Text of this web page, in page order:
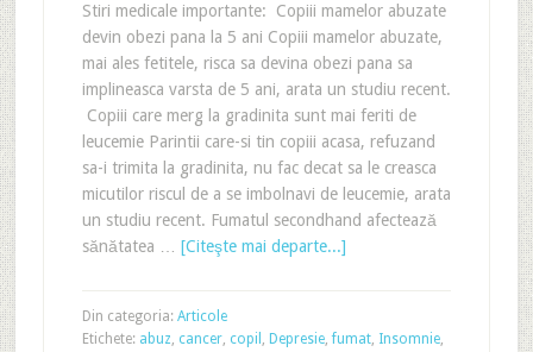
Stiri medicale importante: Copiii mamelor abuzate
devin obezi pana la 5 ani Copiii mamelor abuzate,
mai ales fetitele, risca sa devina obezi pana sa
implineasca varsta de 5 ani, arata un studiu recent.
Copiii care merg la gradinita sunt mai feriti de
leucemie Parintii care-si tin copiii acasa, refuzand
sa-i trimita la gradinita, nu fac decat sa le creasca
micutilor riscul de a se imbolnavi de leucemie, arata
un studiu recent. Fumatul secondhand afectează
sănătatea … [Citeşte mai departe...]
Din categoria: Articole
Etichete: abuz, cancer, copil , Depresie,fumat, Insomnie,